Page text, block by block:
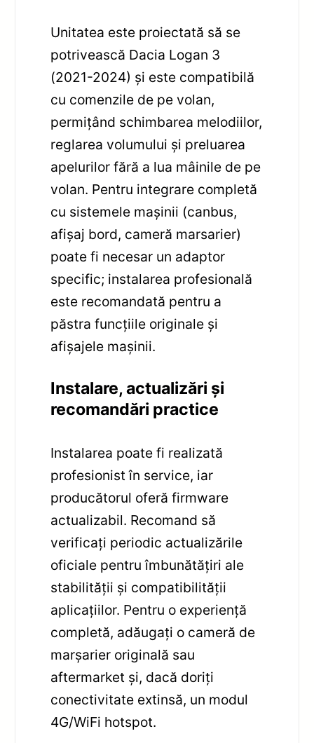
Unitatea este proiectată să se
potrivească Dacia Logan 3
(2021-2024) și este compatibilă
cu comenzile de pe volan,
permițând schimbarea melodiilor,
reglarea volumului și preluarea
apelurilor fără a lua mâinile de pe
volan. Pentru integrare completă
cu sistemele mașinii (canbus,
afișaj bord, cameră marsarier)
poate fi necesar un adaptor
specific; instalarea profesională
este recomandată pentru a
păstra funcțiile originale și
afișajele mașinii.
Instalare, actualizări și
recomandări practice
Instalarea poate fi realizată
profesionist în service, iar
producătorul oferă firmware
actualizabil. Recomand să
verificați periodic actualizările
oficiale pentru îmbunătățiri ale
stabilității și compatibilității
aplicațiilor. Pentru o experiență
completă, adăugați o cameră de
marșarier originală sau
aftermarket și, dacă doriți
conectivitate extinsă, un modul
4G/WiFi hotspot.